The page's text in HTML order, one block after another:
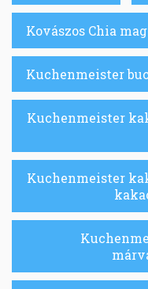
Kovászos Chia
Kuchenmeister
Kuchenmeister
Kuchenmeister